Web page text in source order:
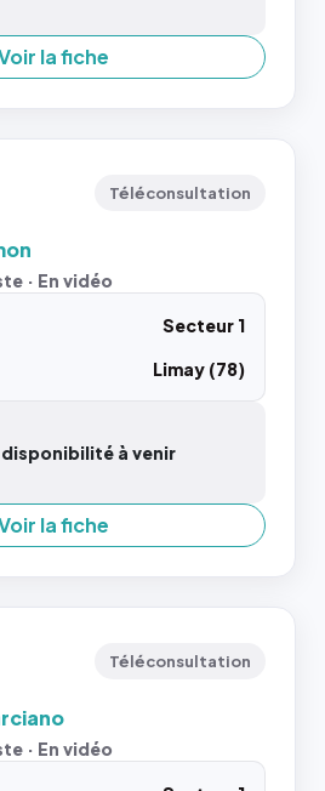
la fiche
Téléconsultation
· En vidéo
Secteur 1
Limay (78)
à venir
la fiche
Téléconsultation
· En vidéo